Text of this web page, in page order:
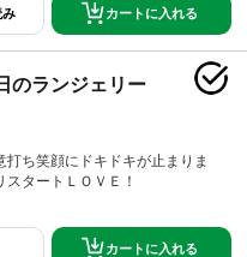
み カートに入れる
のランジェリー
ち笑顔にドキドキが止まりま
タートＬＯＶＥ！
カートに入れる